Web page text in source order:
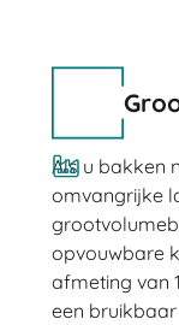
Als u bakken
omvangrijke
opvouwbare
afmeting van
een bruikbaar